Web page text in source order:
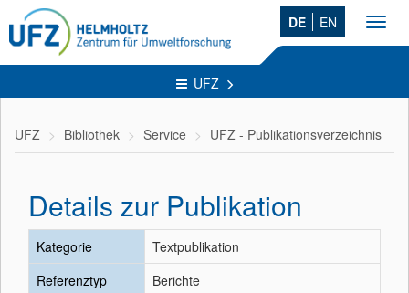
DE EN
UFZ
UFZ Bibliothek Service UFZ - Publikationsverzeichnis
Details zur Publikation
Kategorie
Textpublikation
Referenztyp
Berichte